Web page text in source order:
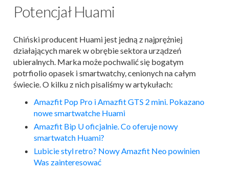
Potencjał Huami
Chiński producent Huami jest jedną z najprężniej
działających marek w obrębie sektora urządzeń
ubieralnych. Marka może pochwalić się bogatym
potrfiolio opasek i smartwatchy, cenionych na całym
świecie. O kilku z nich pisaliśmy w artykułach:
Amazfit Pop Pro i Amazfit GTS 2 mini. Pokazano
nowe smartwatche Huami
Amazfit Bip U oficjalnie. Co oferuje nowy
smartwatch Huami?
Lubicie styl retro? Nowy Amazfit Neo powinien
Was zainteresować